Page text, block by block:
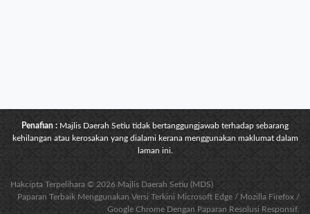
Penafian : Majlis Daerah Setiu tidak bertanggungjawab terhadap sebarang
kehilangan atau kerosakan yang dialami kerana menggunakan maklumat dalam
laman ini.
Hakcipta Terpelihara © 2026 Majlis Daerah Setiu (MDS)
Paparan Terbaik Menggunakan Versi Terkini Microsoft Edge / Mozilla Firefox /
Google Chrome Dengan Paparan Resolusi Responsif.